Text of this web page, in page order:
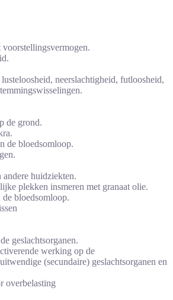
neerslachtigheid, futloosheid,
de grond.
de bloedsomloop.
huidziekten.
plekken insmeren met granaat olie.
de bloedsomloop.
geslachtsorganen.
werking op de
(secundaire) geslachtsorganen en
overbelasting